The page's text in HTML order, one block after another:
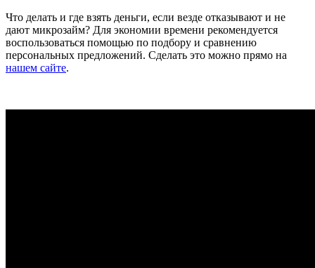
Что делать и где взять деньги, если везде отказывают и не
дают микрозайм? Для экономии времени рекомендуется
воспользоваться помощью по подбору и сравнению
персональных предложений. Сделать это можно прямо на
нашем сайте.